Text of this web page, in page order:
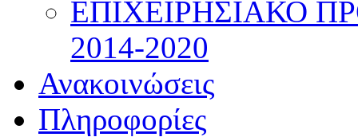
ΕΠΙΧΕΙΡΗΣΙΑΚΟ
2014-2020
Ανακοινώσεις
Πληροφορίες